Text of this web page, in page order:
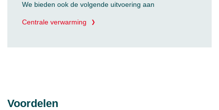
We bieden ook de volgende uitvoering aan
Centrale verwarming
Voordelen